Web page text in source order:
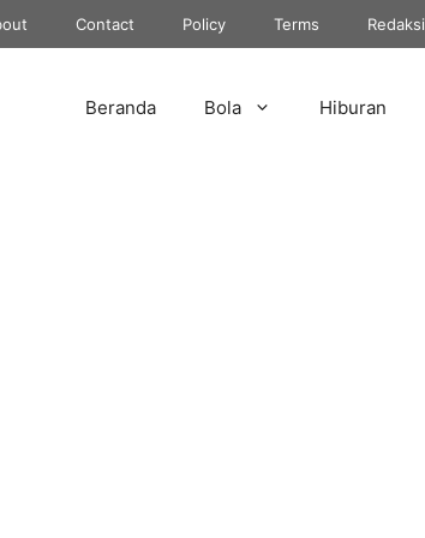
Contact Policy Terms Redaksi
Beranda Bola Hiburan